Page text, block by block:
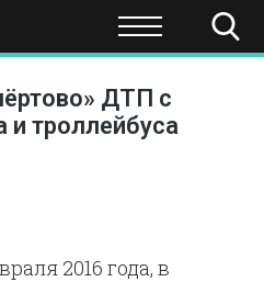
ЭКОНОМИКА НАУКА И
ДТП с
и троллейбуса
2016 года, в